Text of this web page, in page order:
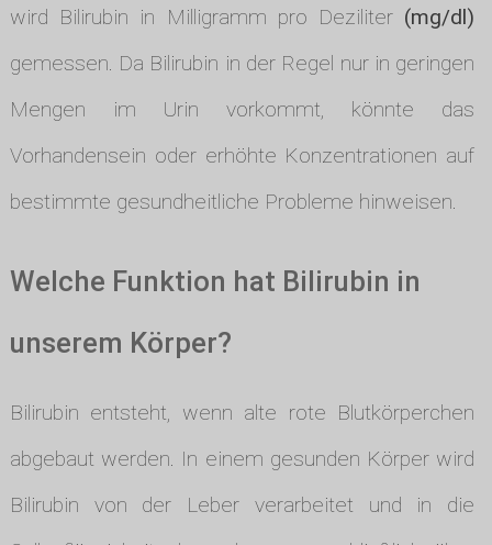
wird Bilirubin in Milligramm pro Deziliter (mg/dl)
gemessen. Da Bilirubin in der Regel nur in geringen
Mengen im Urin vorkommt, könnte das
Vorhandensein oder erhöhte Konzentrationen auf
bestimmte gesundheitliche Probleme hinweisen.
Welche Funktion hat Bilirubin in
unserem Körper?
Bilirubin entsteht, wenn alte rote Blutkörperchen
abgebaut werden. In einem gesunden Körper wird
Bilirubin von der Leber verarbeitet und in die